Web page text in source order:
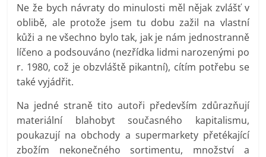
Ne že bych návraty do minulosti měl nějak zvlášť v
oblibě, ale protože jsem tu dobu zažil na vlastní
kůži a ne všechno bylo tak, jak je nám jednostranně
líčeno a podsouváno (nezřídka lidmi narozenými po
r. 1980, což je obzvláště pikantní), cítím potřebu se
také vyjádřit.
Na jedné straně tito autoři především zdůrazňují
materiální blahobyt současného kapitalismu,
poukazují na obchody a supermarkety přetékající
zbožím nekonečného sortimentu, množství a